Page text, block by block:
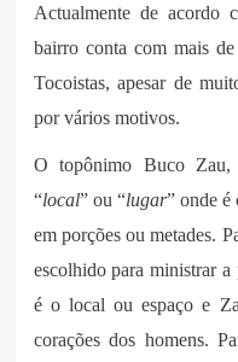
Actualmente de acordo
bairro conta com mais
Tocoistas, apesar de
por vários motivos.
O topônimo Buco
“local” ou “lugar” onde é
em porções ou metades.
escolhido para ministrar
é o local ou espaço e
corações dos homens.